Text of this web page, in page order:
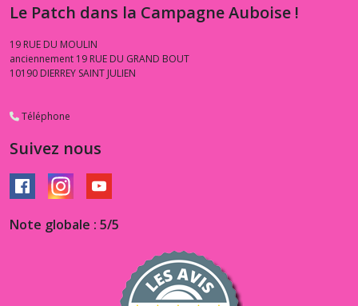
1.3.WT
-
-
Whiskers
(2)
Afficher
les
Le Patch dans la Campagne Auboise !
19 RUE DU MOULIN
anciennement 19 RUE DU GRAND BOUT
10190 DIERREY SAINT JULIEN
Téléphone
Suivez nous
Note globale : 5/5